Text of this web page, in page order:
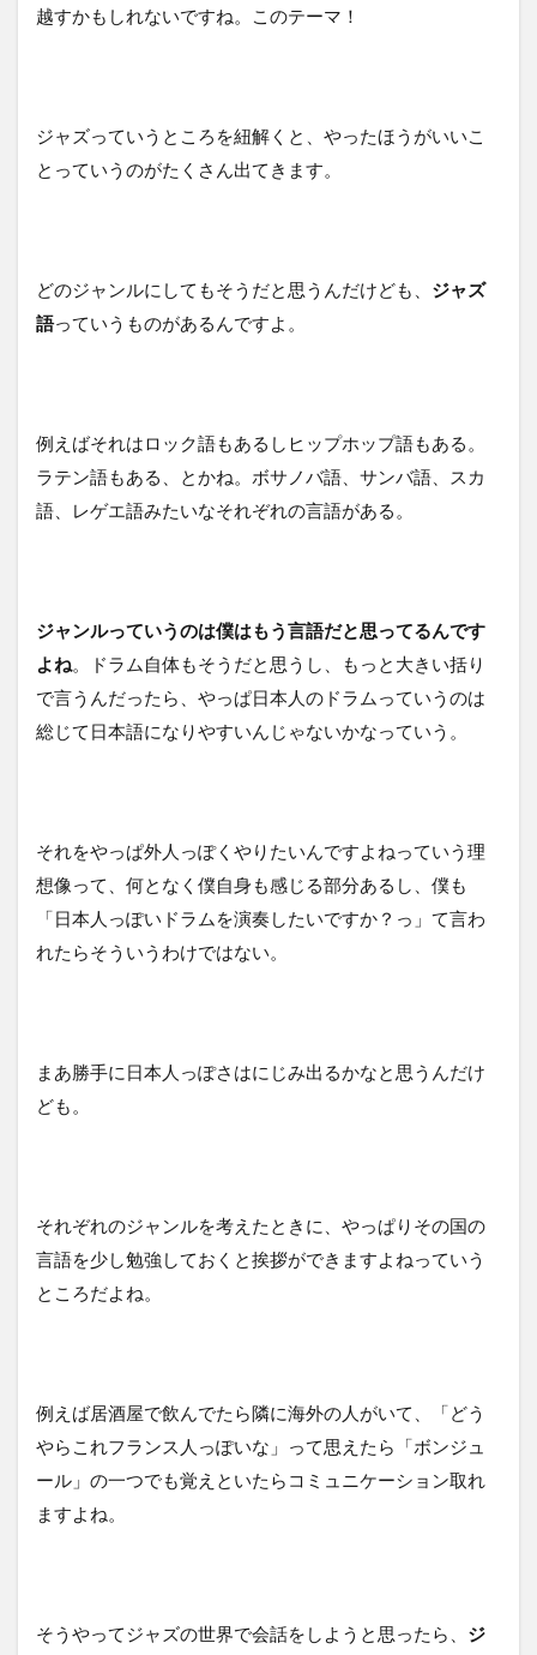
越すかもしれないですね。このテーマ！
ジャズっていうところを紐解くと、やったほうがいいこ
とっていうのがたくさん出てきます。
どのジャンルにしてもそうだと思うんだけども、 ジャズ
語っていうものがあるんですよ。
例えばそれはロック語もあるしヒップホップ語もある。
ラテン語もある、とかね。ボサノバ語、サンバ語、スカ
語、レゲエ語みたいなそれぞれの言語がある。
ジャンルっていうのは僕はもう言語だと思ってるんです
よね。ドラム自体もそうだと思うし、もっと大きい括り
で言うんだったら、やっぱ日本人のドラムっていうのは
総じて日本語になりやすいんじゃないかなっていう。
それをやっぱ外人っぽくやりたいんですよねっていう理
想像って、何となく僕自身も感じる部分あるし、僕も
「日本人っぽいドラムを演奏したいですか？っ」て言わ
れたらそういうわけではない。
まあ勝手に日本人っぽさはにじみ出るかなと思うんだけ
ども。
それぞれのジャンルを考えたときに、やっぱりその国の
言語を少し勉強しておくと挨拶ができますよねっていう
ところだよね。
例えば居酒屋で飲んでたら隣に海外の人がいて、「どう
やらこれフランス人っぽいな」って思えたら「ボンジュ
ール」の一つでも覚えといたらコミュニケーション取れ
ますよね。
そうやってジャズの世界で会話をしようと思ったら、 ジ